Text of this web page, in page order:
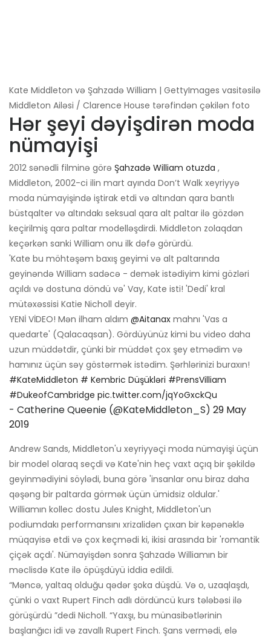
Kate Middleton və Şahzadə William | GettyImages vasitəsilə
Middleton Ailəsi / Clarence House tərəfindən çəkilən foto
Hər şeyi dəyişdirən moda
nümayişi
2012 sənədli filminə görə Şahzadə William otuzda ,
Middleton, 2002-ci ilin mart ayında Don’t Walk xeyriyyə
moda nümayişində iştirak etdi və altından qara bantlı
büstqalter və altındakı seksual qara alt paltar ilə gözdən
keçirilmiş qara paltar modelləşdirdi. Middleton zolaqdan
keçərkən sanki William onu ​​ilk dəfə görürdü.
'Kate bu möhtəşəm baxış geyimi və alt paltarında
geyinəndə William sadəcə - demək istədiyim kimi gözləri
açıldı və dostuna döndü və' Vay, Kate isti! 'Dedi' kral
mütəxəssisi Katie Nicholl deyir.
YENİ VİDEO! Mən ilham aldım @Aitanax mahnı 'Vas a
quedarte' (Qalacaqsan). Gördüyünüz kimi bu video daha
uzun müddətdir, çünki bir müddət çox şey etmədim və
hamınız üçün səy göstərmək istədim. Şərhlərinizi buraxın!
#KateMiddleton # Kembric Düşükləri #PrensVilliam
#DukeofCambridge pic.twitter.com/jqYoGxckQu
- Catherine Queenie (@KateMiddleton_S) 29 May
2019
Andrew Sands, Middleton'u xeyriyyəçi moda nümayişi üçün
bir model olaraq seçdi və Kate'nin heç vaxt açıq bir şəkildə
geyinmədiyini söylədi, buna görə 'insanlar onu biraz daha
qəşəng bir paltarda görmək üçün ümidsiz oldular.'
Williamın kollec dostu Jules Knight, Middleton'un
podiumdakı performansını xrizalidən çıxan bir kəpənəklə
müqayisə etdi və çox keçmədi ki, ikisi arasında bir 'romantik
çiçək açdı'. Nümayişdən sonra Şahzadə Williamın bir
məclisdə Kate ilə öpüşdüyü iddia edildi.
“Məncə, yaltaq olduğu qədər şoka düşdü. Və o, uzaqlaşdı,
çünki o vaxt Rupert Finch adlı dördüncü kurs tələbəsi ilə
görüşürdü ”dedi Nicholl. “Yaxşı, bu münasibətlərinin
başlanğıcı idi və zavallı Rupert Finch. Şans vermədi, elə